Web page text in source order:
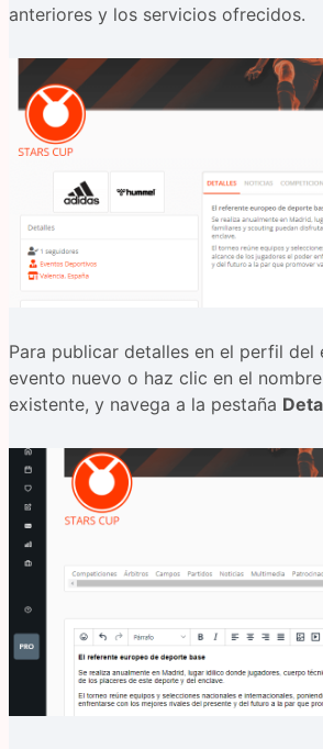
anteriores y los servicios ofrecidos.
Para publicar detalles en el perfil del
evento nuevo o haz clic en el
existente, y navega a la pestaña